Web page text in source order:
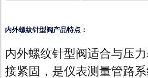
内外螺纹针型阀产品特点：
内外螺纹针型阀适合与压
接紧固，是仪表测量管路